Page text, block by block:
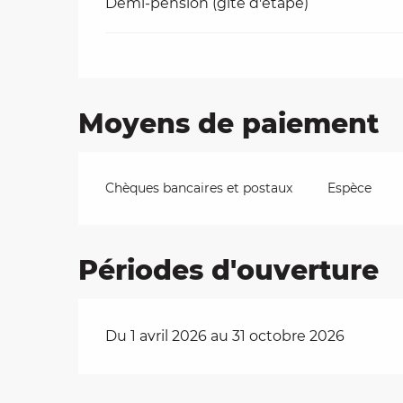
Moyens de paiement
Chèques bancaires et postaux Espèce
Périodes d'ouverture
Du 1 avril 2026 au 31 octobre 2026